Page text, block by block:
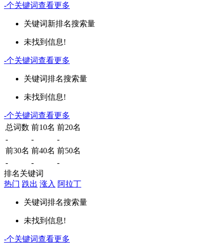
-个关键词查看更多
关键词新排名搜索量
未找到信息!
-个关键词查看更多
关键词排名搜索量
未找到信息!
-个关键词查看更多
总词数 前10名 前20名
-
-
-
前30名 前40名 前50名
-
-
-
排名关键词
热门 跌出 涨入 阿拉丁
关键词排名搜索量
未找到信息!
-个关键词查看更多